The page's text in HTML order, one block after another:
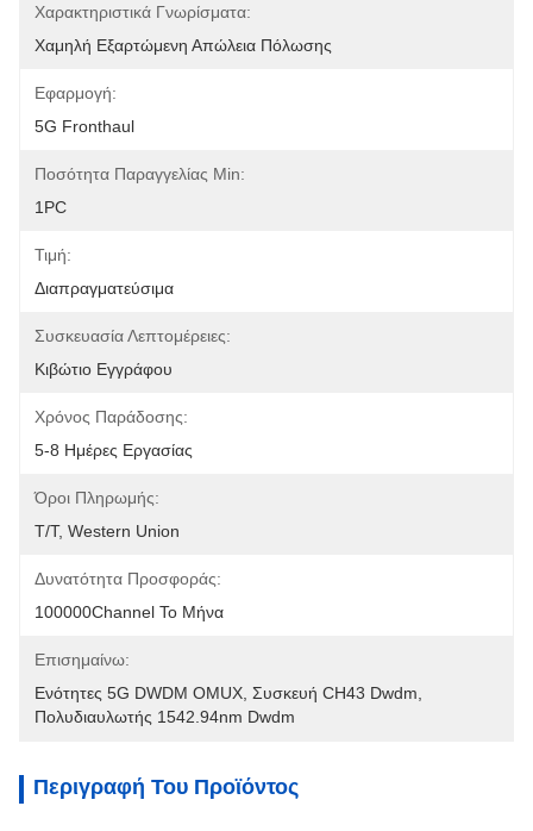
Χαρακτηριστικά Γνωρίσματα:
Χαμηλή Εξαρτώμενη Απώλεια Πόλωσης
Εφαρμογή:
5G Fronthaul
Ποσότητα Παραγγελίας Min:
1PC
Τιμή:
Διαπραγματεύσιμα
Συσκευασία Λεπτομέρειες:
Κιβώτιο Εγγράφου
Χρόνος Παράδοσης:
5-8 Ημέρες Εργασίας
Όροι Πληρωμής:
T/T, Western Union
Δυνατότητα Προσφοράς:
100000Channel Το Μήνα
Επισημαίνω:
Ενότητες 5G DWDM OMUX Συσκευή CH43 Dwdm
Πολυδιαυλωτής 1542.94nm Dwdm
Περιγραφή Του Προϊόντος